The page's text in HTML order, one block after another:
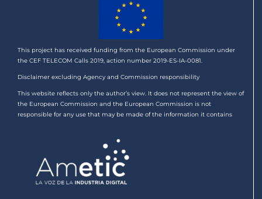
This project has received funding from the European Commission under
the CEF TELECOM Calls 2019, action number 2019-ES-IA-0081.
Disclaimer excluding Agency and Commission responsibility
This website reflects only the author’s view. It does not represent the view of
the European Commission and the European Commission is not
responsible for any use that may be made of the information it contains